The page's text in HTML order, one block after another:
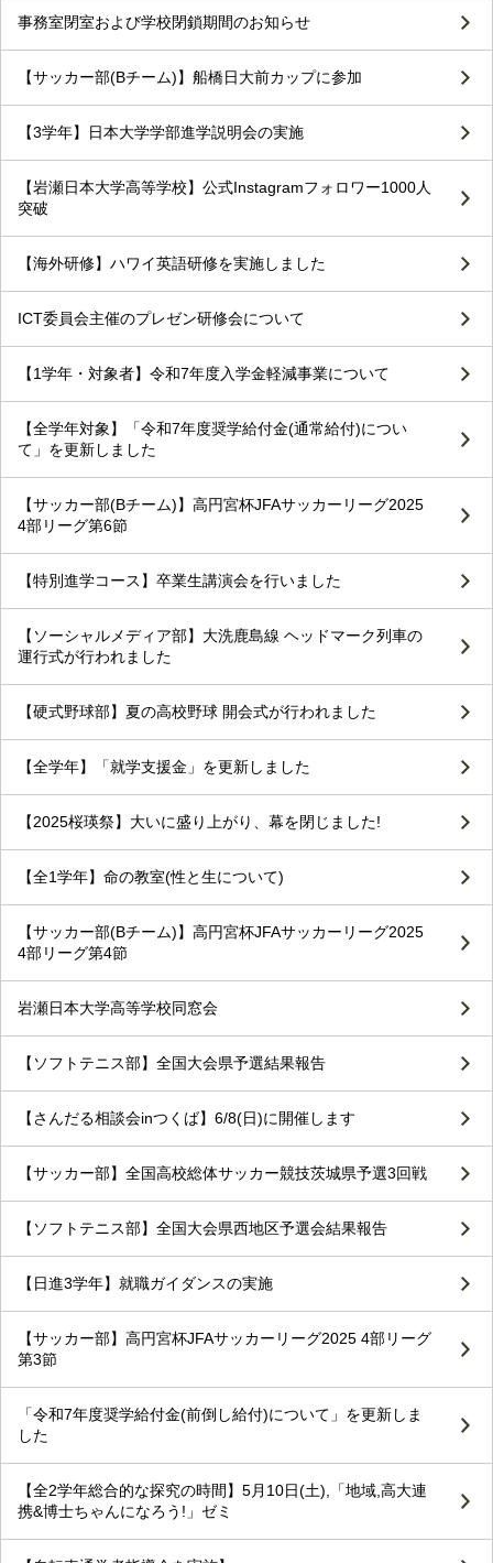
事務室閉室および学校閉鎖期間のお知らせ
【サッカー部(Bチーム)】船橋日大前カップに参加
【3学年】日本大学学部進学説明会の実施
【岩瀬日本大学高等学校】公式Instagramフォロワー1000人
突破
【海外研修】ハワイ英語研修を実施しました
ICT委員会主催のプレゼン研修会について
【1学年・対象者】令和7年度入学金軽減事業について
【全学年対象】「令和7年度奨学給付金(通常給付)につい
て」を更新しました
【サッカー部(Bチーム)】高円宮杯JFAサッカーリーグ2025
4部リーグ第6節
【特別進学コース】卒業生講演会を行いました
【ソーシャルメディア部】大洗鹿島線 ヘッドマーク列車の
運行式が行われました
【硬式野球部】夏の高校野球 開会式が行われました
【全学年】「就学支援金」を更新しました
【2025桜瑛祭】大いに盛り上がり、幕を閉じました!
【全1学年】命の教室(性と生について)
【サッカー部(Bチーム)】高円宮杯JFAサッカーリーグ2025
4部リーグ第4節
岩瀬日本大学高等学校同窓会
【ソフトテニス部】全国大会県予選結果報告
【さんだる相談会inつくば】6/8(日)に開催します
【サッカー部】全国高校総体サッカー競技茨城県予選3回戦
【ソフトテニス部】全国大会県西地区予選会結果報告
【日進3学年】就職ガイダンスの実施
【サッカー部】高円宮杯JFAサッカーリーグ2025 4部リーグ
第3節
「令和7年度奨学給付金(前倒し給付)について」を更新しま
した
【全2学年総合的な探究の時間】5月10日(土),「地域,高大連
携&博士ちゃんになろう!」ゼミ